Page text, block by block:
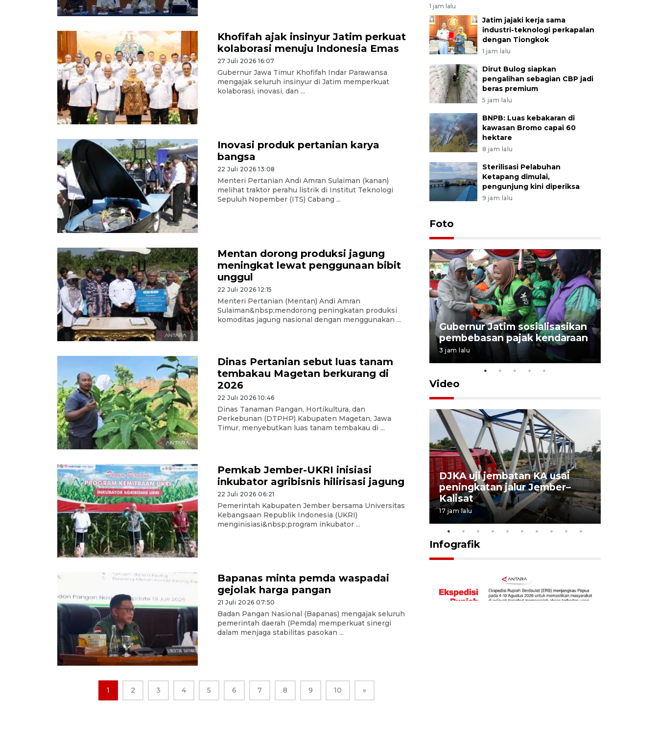
Khofifah ajak insinyur Jatim perkuat
kolaborasi menuju Indonesia Emas
27 Juli 2026 16:07
Gubernur Jawa Timur Khofifah Indar Parawansa
mengajak seluruh insinyur di Jatim memperkuat
kolaborasi, inovasi, dan ...
Inovasi produk pertanian karya
bangsa
22 Juli 2026 13:08
Menteri Pertanian Andi Amran Sulaiman (kanan)
melihat traktor perahu listrik di Institut Teknologi
Sepuluh Nopember (ITS) Cabang ...
Mentan dorong produksi jagung
meningkat lewat penggunaan bibit
unggul
22 Juli 2026 12:15
Menteri Pertanian (Mentan) Andi Amran
Sulaiman&nbsp;mendorong peningkatan produksi
komoditas jagung nasional dengan menggunakan ...
Dinas Pertanian sebut luas tanam
tembakau Magetan berkurang di
2026
22 Juli 2026 10:46
Dinas Tanaman Pangan, Hortikultura, dan
Perkebunan (DTPHP) Kabupaten Magetan, Jawa
Timur, menyebutkan luas tanam tembakau di ...
Pemkab Jember-UKRI inisiasi
inkubator agribisnis hilirisasi jagung
22 Juli 2026 06:21
Pemerintah Kabupaten Jember bersama Universitas
Kebangsaan Republik Indonesia (UKRI)
menginisiasi&nbsp;program inkubator ...
Bapanas minta pemda waspadai
gejolak harga pangan
21 Juli 2026 07:50
Badan Pangan Nasional (Bapanas) mengajak seluruh
pemerintah daerah (Pemda) memperkuat sinergi
dalam menjaga stabilitas pasokan ...
1 2 3 4 5 6 7 8 9 10 »
1 jam lalu
Jatim jajaki kerja sama
industri-teknologi perkapalan
dengan Tiongkok
1 jam lalu
Dirut Bulog siapkan
pengalihan sebagian CBP jadi
beras premium
5 jam lalu
BNPB: Luas kebakaran di
kawasan Bromo capai 60
hektare
8 jam lalu
Sterilisasi Pelabuhan
Ketapang dimulai,
pengunjung kini diperiksa
9 jam lalu
Foto
Pameran multiproduk
Gubernur Jatim sosialisasikan
pembebasan pajak kendaraan
3 jam lalu
Video
Basarnas hentikan operasi
kedaruratan KM Mutiara
Sentosa II
4 Agustus 2026 22:38
DJKA uji jembatan KA usai
peningkatan jalur Jember–
Kalisat
17 jam lalu
Infografik